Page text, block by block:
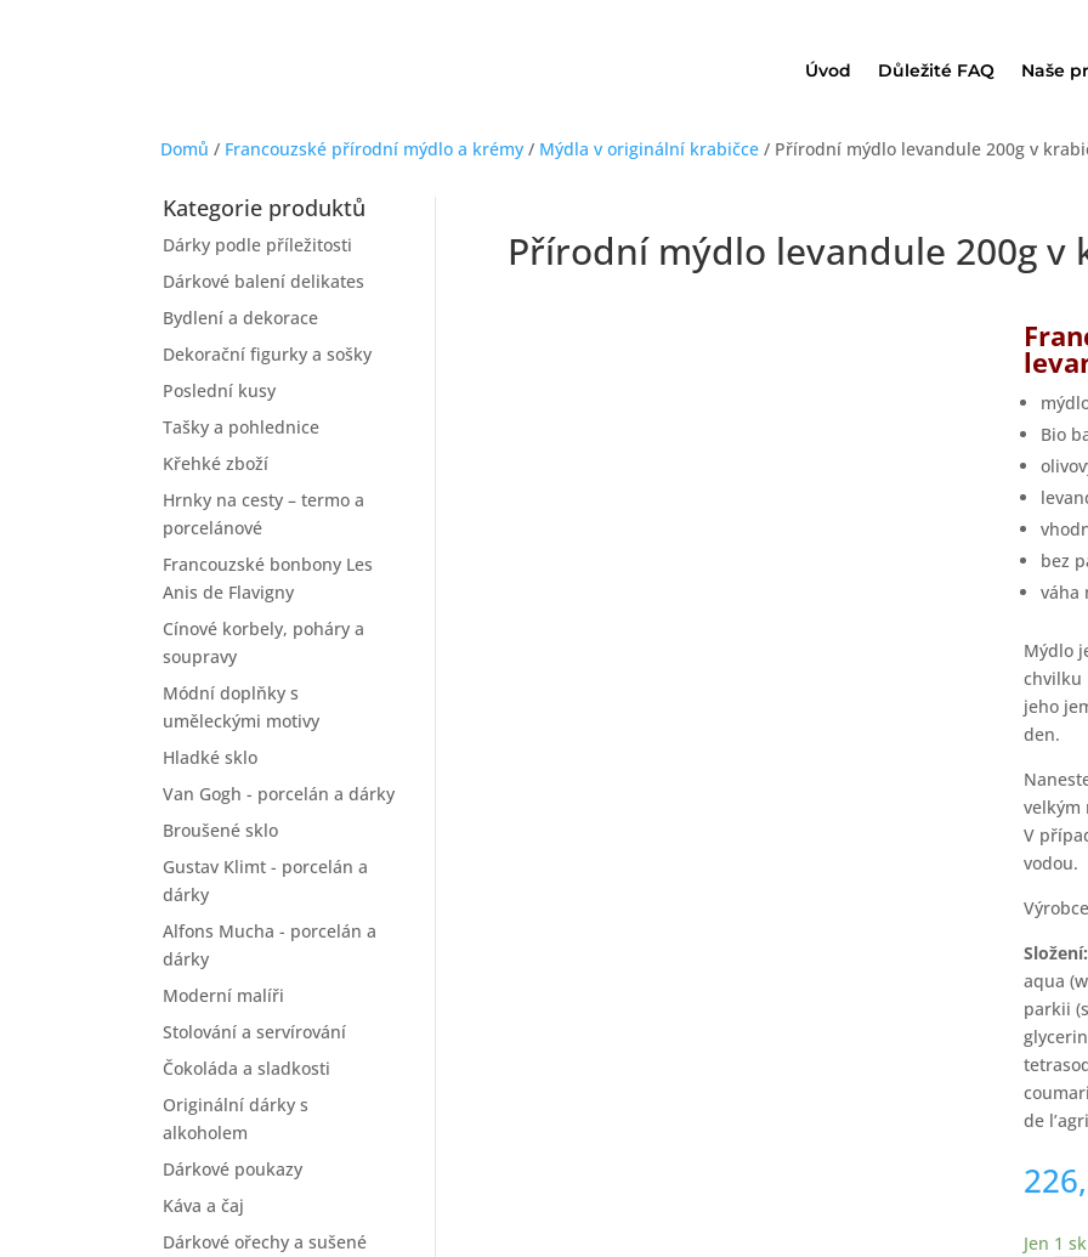
Úvod Důležité FAQ Naše
Domů / Francouzské přírodní mýdlo a krémy / Mýdla v originální krabičce / Přírodní mýdlo levandule 200g v
Kategorie produktů
Dárky podle příležitosti
Dárkové balení delikates
Bydlení a dekorace
Dekorační figurky a sošky
Poslední kusy
Tašky a pohlednice
Křehké zboží
Hrnky na cesty – termo a
porcelánové
Francouzské bonbony Les
Anis de Flavigny
Cínové korbely, poháry a
soupravy
Módní doplňky s
uměleckými motivy
Hladké sklo
Van Gogh - porcelán a dárky
Broušené sklo
Gustav Klimt - porcelán a
dárky
Alfons Mucha - porcelán a
dárky
Moderní malíři
Stolování a servírování
Čokoláda a sladkosti
Originální dárky s
alkoholem
Dárkové poukazy
Káva a čaj
Dárkové ořechy a sušené
Přírodní mýdlo levandule 200g v
Bio
bez
váha
Mýdlo
chvilku
jeho
den.
velkým
V
vodou.
aqua
parkii
de
Jen 1